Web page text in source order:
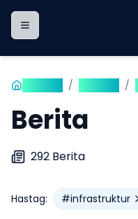
Toggle navigation menu
/ /
Berita
292 Berita
Hastag: #infrastruktur